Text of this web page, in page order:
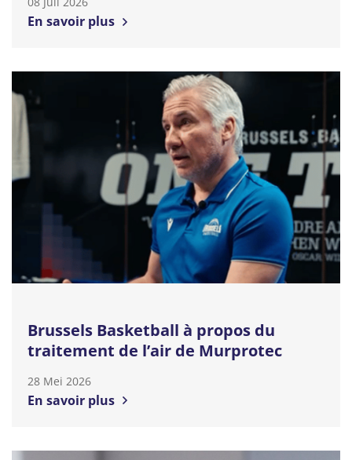
En savoir plus
Brussels Basketball à propos du
traitement de l’air de Murprotec
28 Mei 2026
En savoir plus